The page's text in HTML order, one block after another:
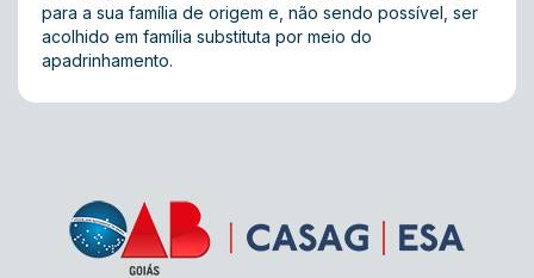
para a sua família de origem e, não sendo possível, ser
acolhido em família substituta por meio do
apadrinhamento.